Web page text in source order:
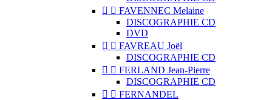
  FAVENNEC Melaine
DISCOGRAPHIE CD
DVD
  FAVREAU Joël
DISCOGRAPHIE CD
  FERLAND Jean-Pierre
DISCOGRAPHIE CD
  FERNANDEL